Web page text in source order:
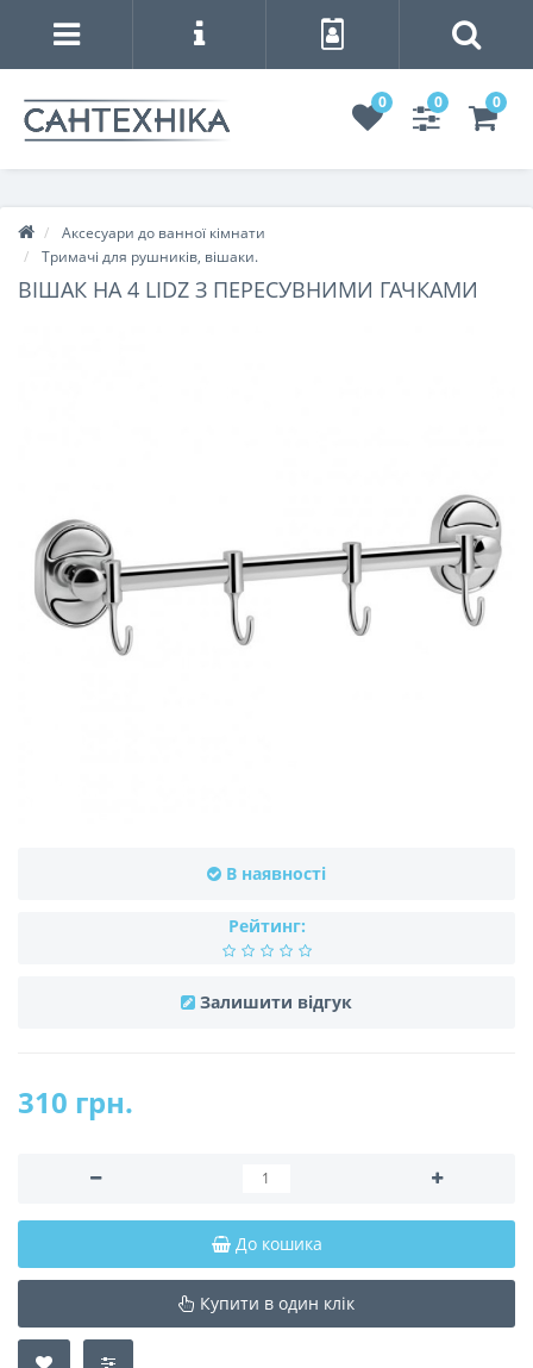
0 0 0
Аксесуари до ванної кімнати
Тримачі для рушників, вішаки.
ВІШАК НА 4 LIDZ З ПЕРЕСУВНИМИ ГАЧКАМИ
В наявності
Рейтинг:
Залишити відгук
310 грн.
До кошика
Купити в один клік